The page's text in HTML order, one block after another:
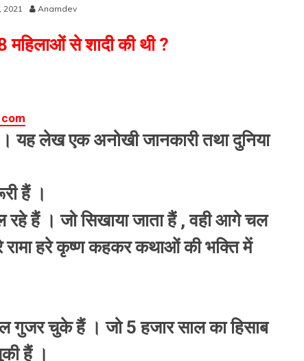
2021 Anamdev
से शादी की थी ?
। यह लेख एक अनोखी जानकारी तथा दुनिया
हैं ।
रहे हैं । जो सिखाया जाता हैं , वही आगे चल
हरे कृष्ण कहकर कथाओं की भक्ति में
गुजर चुके हैं । जो 5 हजार साल का हिसाब
हैं ।